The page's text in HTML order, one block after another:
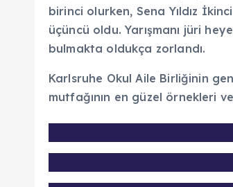
birinci olurken, Sena Yıldız
üçüncü oldu. Yarışmanı jüri
bulmakta oldukça zorlandı.
Karlsruhe Okul Aile Birliğinin
mutfağının en güzel örnekleri